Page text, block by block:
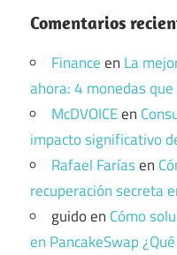
Comentarios
Financeen La
ahora: 4 monedas
McDVOICEen
impacto significativo
Rafael Faríasen
recuperación secreta
guidoen Cómo
en PancakeSwap